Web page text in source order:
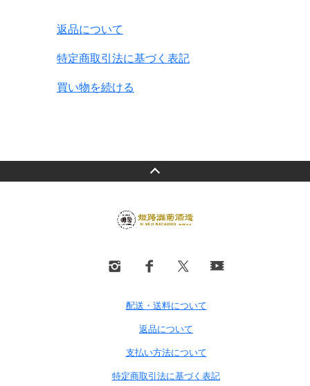
返品について
特定商取引法に基づく表記
買い物を続ける
配送・送料について
返品について
支払い方法について
特定商取引法に基づく表記